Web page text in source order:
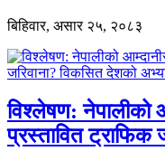
बिहिवार, असार २५, २०८३
विश्लेषण: नेपालीको
प्रस्तावित ट्राफिक